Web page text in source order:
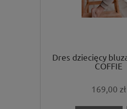
Dres dziecięcy
COFFIE
169,00 zł